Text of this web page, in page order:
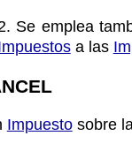
Se emplea
a las
Impuestosobre